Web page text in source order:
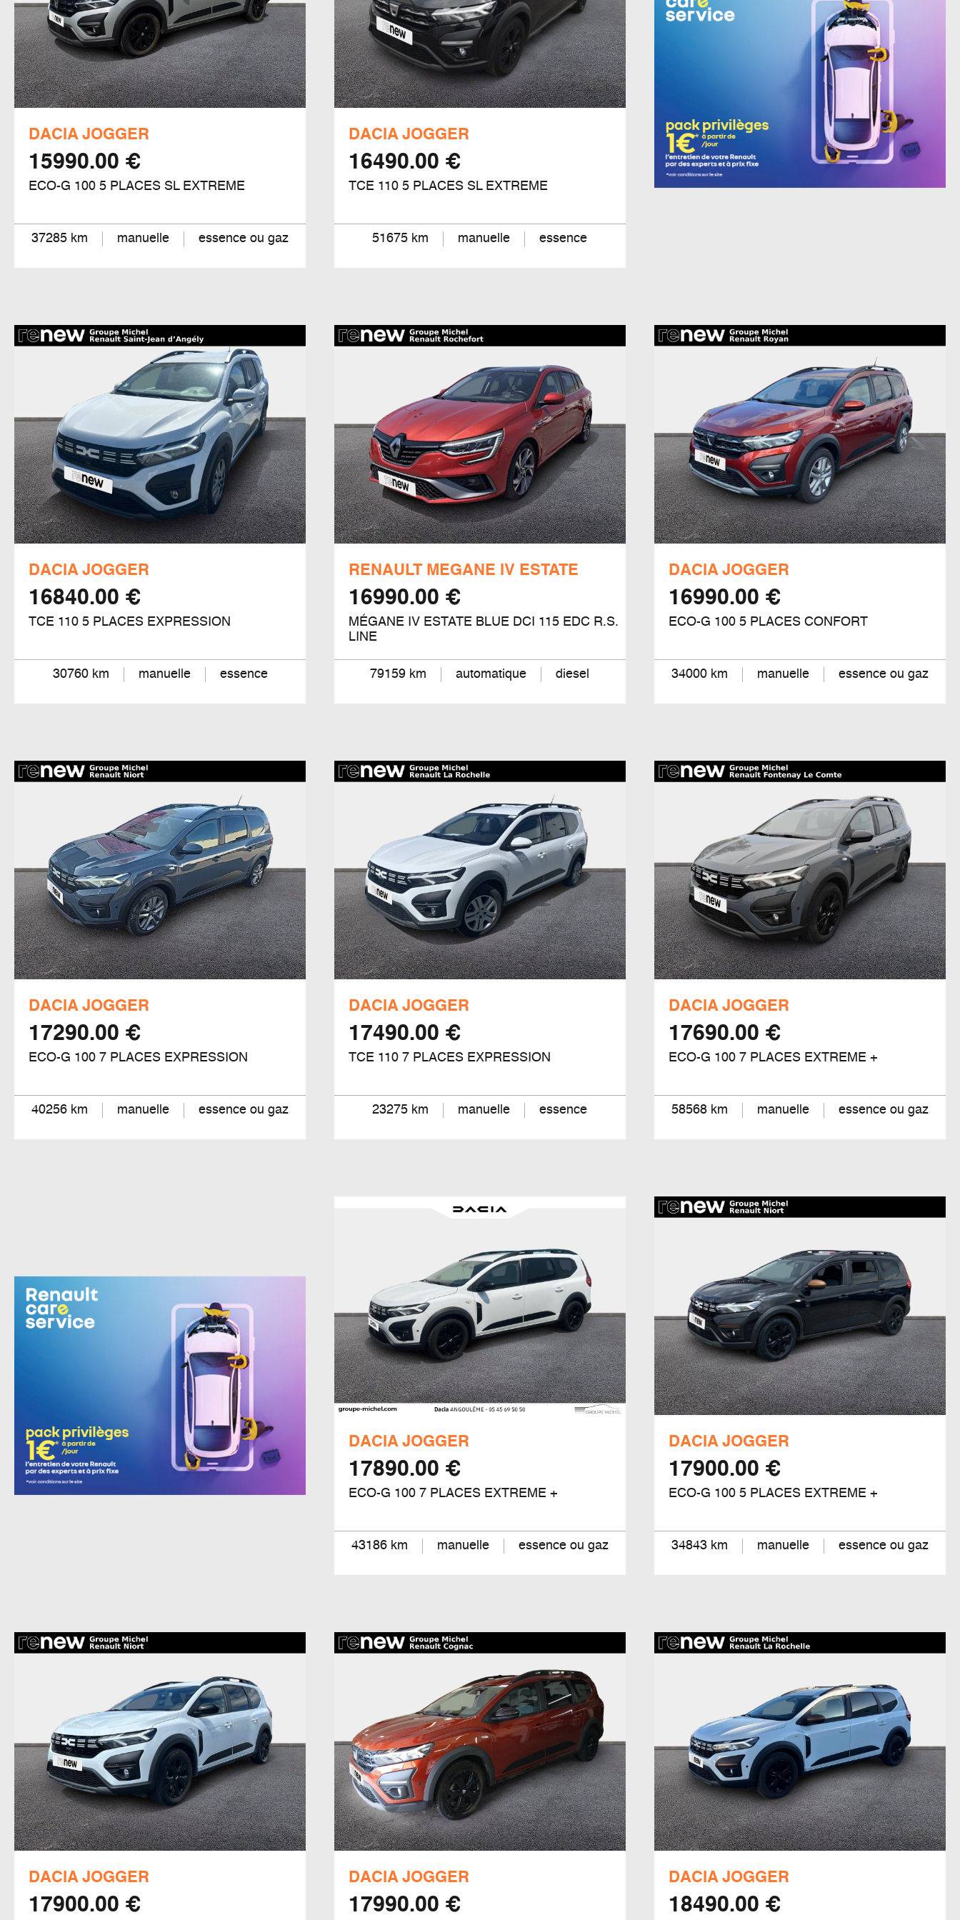
DACIA JOGGER
15990.00 €
ECO-G 100 5 PLACES SL EXTREME
37285 km manuelle essence ou gaz
DACIA JOGGER
16490.00 €
TCE 110 5 PLACES SL EXTREME
51675 km manuelle essence
DACIA JOGGER
16840.00 €
TCE 110 5 PLACES EXPRESSION
30760 km manuelle essence
RENAULT MEGANE IV ESTATE
16990.00 €
MÉGANE IV ESTATE BLUE DCI 115 EDC R.S.
LINE
79159 km automatique diesel
DACIA JOGGER
16990.00 €
ECO-G 100 5 PLACES CONFORT
34000 km manuelle essence ou gaz
DACIA JOGGER
17290.00 €
ECO-G 100 7 PLACES EXPRESSION
40256 km manuelle essence ou gaz
DACIA JOGGER
17490.00 €
TCE 110 7 PLACES EXPRESSION
23275 km manuelle essence
DACIA JOGGER
17690.00 €
ECO-G 100 7 PLACES EXTREME +
58568 km manuelle essence ou gaz
DACIA JOGGER
17890.00 €
ECO-G 100 7 PLACES EXTREME +
43186 km manuelle essence ou gaz
DACIA JOGGER
17900.00 €
ECO-G 100 5 PLACES EXTREME +
34843 km manuelle essence ou gaz
DACIA JOGGER
17900.00 €
DACIA JOGGER
17990.00 €
DACIA JOGGER
18490.00 €